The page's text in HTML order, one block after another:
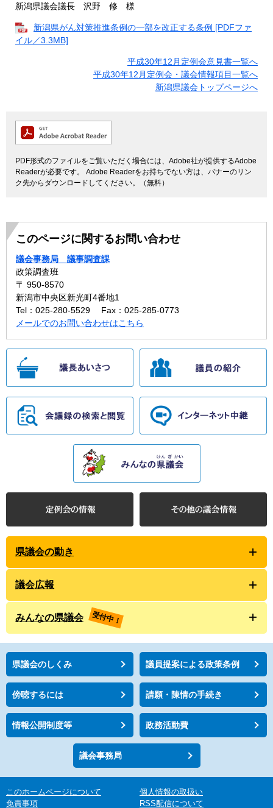
新潟県議会議長 沢野 修 様
新潟県がん対策推進条例の一部を改正する条例 [PDFファ
イル／3.3MB]
平成30年12月定例会意見書一覧へ
平成30年12月定例会・議会情報項目一覧へ
新潟県議会トップページへ
PDF形式のファイルをご覧いただく場合には、Adobe社が提供するAdobe
Readerが必要です。
Adobe Readerをお持ちでない方は、バナーのリン
ク先からダウンロードしてください。（無料）
このページに関するお問い合わせ
議会事務局 議事調査課
政策調査班
〒 950-8570
新潟市中央区新光町4番地1
Tel：025-280-5529
Fax：025-285-0773
メールでのお問い合わせはこちら
県議会の動き
議会広報
みんなの県議会 受付中！
県議会のしくみ 議員提案による政策条例
傍聴するには 請願・陳情の手続き
情報公開制度等 政務活動費
議会事務局
このホームページについて
個人情報の取扱い
免責事項
RSS配信について